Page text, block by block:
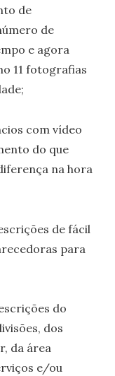
de
de
e agora
11 fotografias
com vídeo
do que
na hora
de fácil
para
do
dos
da área
e/ou